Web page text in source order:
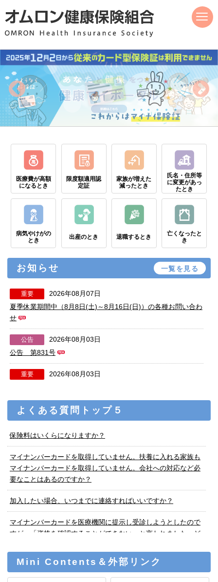
医療費が高額
になるとき
限度額適用認
定証
家族が増えた
減ったとき
氏名・住所等
に変更があっ
たとき
病気やけがの
とき
出産のとき 退職するとき
亡くなったと
き
お知らせ 一覧を見る
重要
2026年08月07日
夏季休業期間中（8月8日(土)～8月16日(日)）の各種お問い合わ
せ
公告
2026年08月03日
公告 第831号
重要
2026年08月03日
重要
2026年07月29日
「令和８年熊本地震」により被災された皆さまへの対応につい
INFO
2026年07月21日
＜任意継続被保険者の皆さまへ＞健康保険資格喪失証明書の交
付について
公告
2026年07月17日
公告 第830号
加入者の皆様へ「給付金支給決定通知書」表記内容の変更につ
よくある質問トップ５
保険料はいくらになりますか？
マイナンバーカードを取得していません。扶養に入れる家族も
マイナンバーカードを取得していません。会社への対応など必
要なことはあるのですか？
加入したい場合、いつまでに連絡すればいいですか？
マイナンバーカードを医療機関に提示し受診しようとしたので
すが、「資格を確認することができない」と言われました。ど
加入の条件を満たしていましたが保険料が安かったので退職後
「任意継続保険」に加入していました。 その後「特例退職保
Mini Contents＆外部リンク